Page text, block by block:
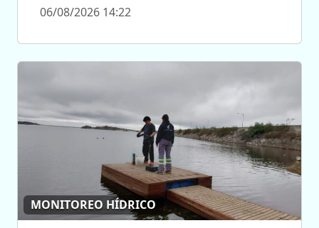
06/08/2026 14:22
MONITOREO HÍDRICO